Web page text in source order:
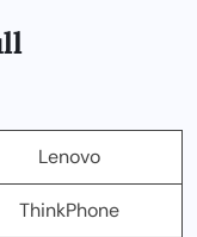
Lenovo
ThinkPhone